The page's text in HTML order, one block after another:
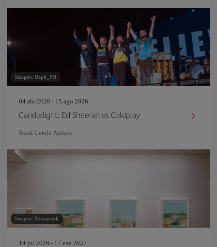
Imagen: Raph_PH
04 abr 2026 - 15 ago 2026
Candlelight: Ed Sheeran vs Coldplay
Reial Cercle Artístic
Imagen: Nowaczyk
14 jul 2026 - 17 ene 2027